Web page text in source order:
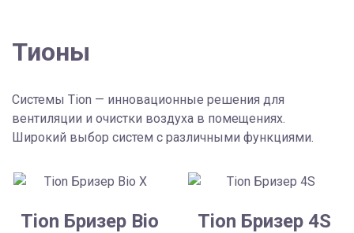
Тионы
Системы Tion — инновационные решения для
вентиляции и очистки воздуха в помещениях.
Широкий выбор систем с различными функциями.
Tion Бризер Bio
Tion Бризер 4S